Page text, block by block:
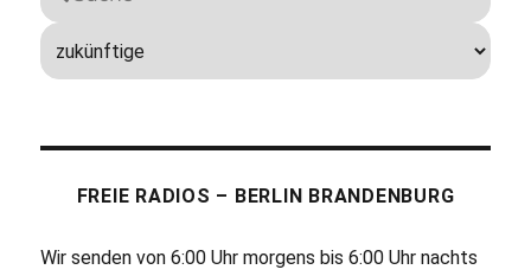
FREIE RADIOS – BERLIN BRANDENBURG
Wir senden von 6:00 Uhr morgens bis 6:00 Uhr nachts